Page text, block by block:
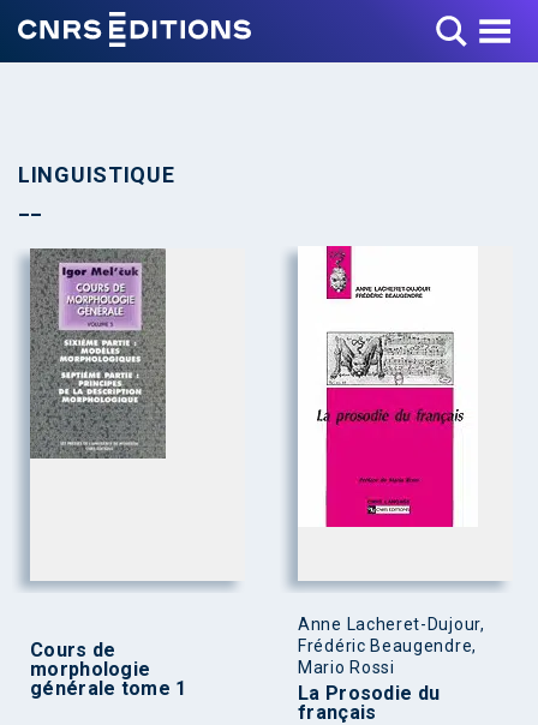
Toggle Menu
LINGUISTIQUE
Cours de
morphologie
générale tome 1
Anne Lacheret-Dujour,
Frédéric Beaugendre,
Mario Rossi
La Prosodie du
français